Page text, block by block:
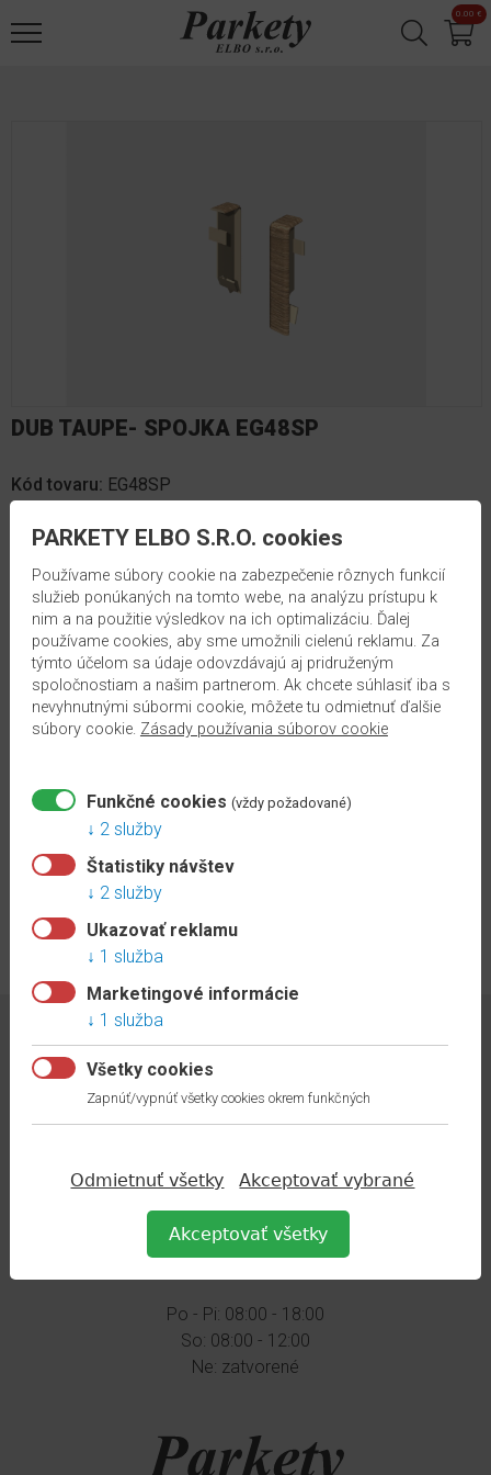
Jump to navigation 0.00 €
✕
DUB TAUPE- SPOJKA EG48SP
Kód tovaru: EG48SP
bal.
Skladom:53bal.
Plastové spojky k soklovým lištám EGGER 6 cm.
Počet kusov v balení:
PARKETY ELBO S.R.O.
ul. Istvána Gyurcsóa 7041/11b
929 01 Dunajská Streda
0915 / 888 500
OTVÁRACIE HODINY PREDAJNE
Po - Pi: 08:00 - 18:00
So: 08:00 - 12:00
Ne: zatvorené
PARKETY ELBO S.R.O. cookies
Používame súbory cookie na zabezpečenie rôznych funkcií
služieb ponúkaných na tomto webe, na analýzu prístupu k
nim a na použitie výsledkov na ich optimalizáciu. Ďalej
používame cookies, aby sme umožnili cielenú reklamu. Za
týmto účelom sa údaje odovzdávajú aj pridruženým
spoločnostiam a našim partnerom. Ak chcete súhlasiť iba s
nevyhnutnými súbormi cookie, môžete tu odmietnuť ďalšie
súbory cookie. Zásady používania súborov cookie
Funkčné cookies (vždy požadované)
2 služby
Štatistiky návštev
2 služby
Ukazovať reklamu
1 služba
Marketingové informácie
1 služba
Všetky cookies
Zapnúť/vypnúť všetky cookies okrem funkčných
Odmietnuť všetky Akceptovať vybrané
Akceptovať všetky